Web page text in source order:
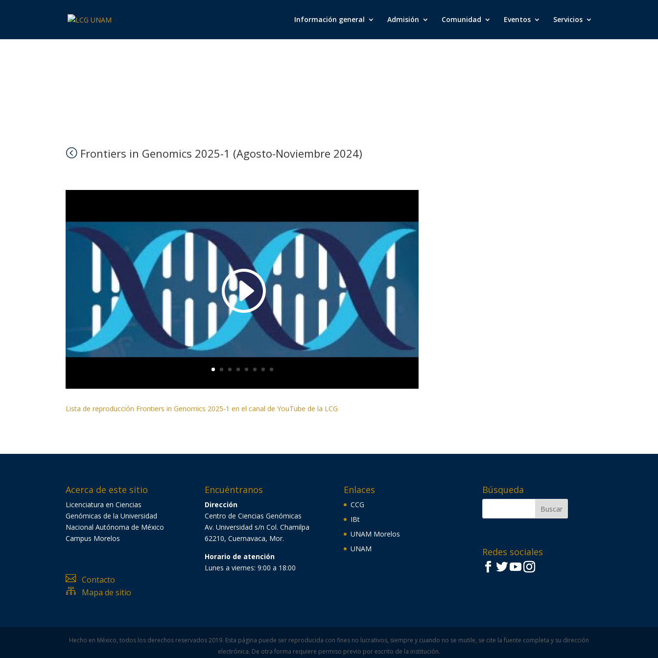
Información general Admisión Comunidad Eventos Servicios
< Frontiers in Genomics 2025-1 (Agosto-Noviembre 2024)
Lista de reproducción Frontiers in Genomics 2025-1 en el canal de YouTube de la LCG
Acerca de este sitio
Licenciatura en Ciencias
Genómicas de la Universidad
Nacional Autónoma de México
Campus Morelos
 Contacto
 Mapa de sitio
Encuéntranos
Dirección
Centro de Ciencias Genómicas
Av. Universidad s/n Col. Chamilpa
62210, Cuernavaca, Mor.
Horario de atención
Lunes a viernes: 9:00 a 18:00
Enlaces
CCG
IBt
UNAM Morelos
UNAM
Búsqueda
Redes sociales
Hecho en México, todos los derechos reservados 2019. Esta página puede ser reproducida con fines no lucrativos, siempre y cuando no se mutile, se cite la fuente completa y su dirección
electrónica. De otra forma requiere permiso previo por escrito de la institución.